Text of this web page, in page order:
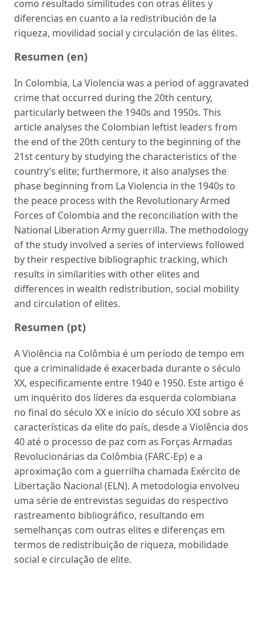
como resultado similitudes con otras élites y
diferencias en cuanto a la redistribución de la
riqueza, movilidad social y circulación de las élites.
Resumen (en)
In Colombia, La Violencia was a period of aggravated
crime that occurred during the 20th century,
particularly between the 1940s and 1950s. This
article analyses the Colombian leftist leaders from
the end of the 20th century to the beginning of the
21st century by studying the characteristics of the
country’s elite; furthermore, it also analyses the
phase beginning from La Violencia in the 1940s to
the peace process with the Revolutionary Armed
Forces of Colombia and the reconciliation with the
National Liberation Army guerrilla. The methodology
of the study involved a series of interviews followed
by their respective bibliographic tracking, which
results in similarities with other elites and
differences in wealth redistribution, social mobility
and circulation of elites.
Resumen (pt)
A Violência na Colômbia é um período de tempo em
que a criminalidade é exacerbada durante o século
XX, especificamente entre 1940 e 1950. Este artigo é
um inquérito dos líderes da esquerda colombiana
no final do século XX e início do século XXI sobre as
características da elite do país, desde a Violência dos
40 até o processo de paz com as Forças Armadas
Revolucionárias da Colômbia (FARC-Ep) e a
aproximação com a guerrilha chamada Exército de
Libertação Nacional (ELN). A metodologia envolveu
uma série de entrevistas seguidas do respectivo
rastreamento bibliográfico, resultando em
semelhanças com outras elites e diferenças em
termos de redistribuição de riqueza, mobilidade
social e circulação de elite.